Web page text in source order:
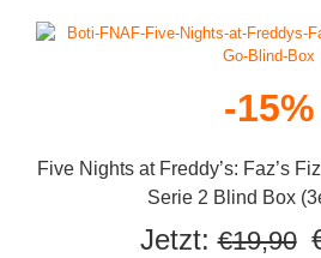
-15%
Five Nights at Freddy’s: Faz’s
Serie 2 Blind Box
Jetzt: €19,90